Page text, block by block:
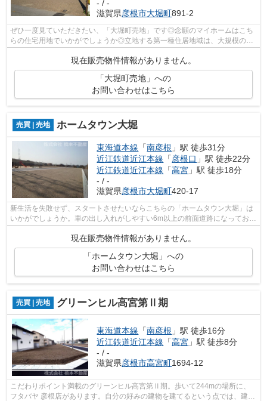
- / -
滋賀県彦根市大堀町891-2
ぜひ一度見ていただきたい、「大堀町売地」です◎念願のマイホームはこち
らの住宅用地でいかがでしょうか◎立地する第一種住居地域は、大規模の工
現在販売物件情報がありません。
「大堀町売地」への
お問い合わせはこちら
売買 | 売地 ホームタウン大堀
東海道本線 「南彦根 」駅 徒歩31分
近江鉄道近江本線 「彦根口 」駅 徒歩22分
近江鉄道近江本線 「高宮 」駅 徒歩18分
- / -
滋賀県彦根市大堀町420-17
新生活を失敗せず、スタートさせたいならこちらの「ホームタウン大堀」は
いかがでしょうか。車の出し入れがしやすい6m以上の前面道路になっており
現在販売物件情報がありません。
「ホームタウン大堀」への
お問い合わせはこちら
売買 | 売地 グリーンヒル高宮第Ⅱ期
東海道本線 「南彦根 」駅 徒歩16分
近江鉄道近江本線 「高宮 」駅 徒歩8分
- / -
滋賀県彦根市高宮町1694-12
こだわりポイント満載のグリーンヒル高宮第Ⅱ期。歩いて244mの場所に、
フタバヤ 彦根店があります。自分の好みの建物を建てるという点では、建築